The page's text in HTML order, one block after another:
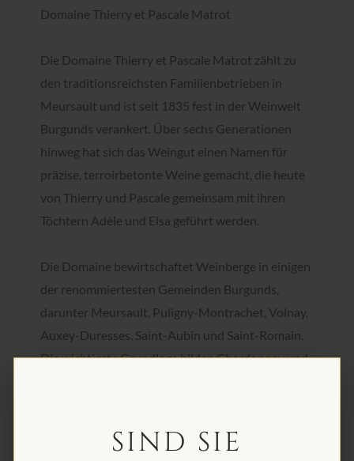
Domaine Thierry et Pascale Matrot
Die Domaine Thierry et Pascale Matrot zählt zu
den traditionsreichsten Familienbetrieben in
Meursault und ist seit 1835 fest in der Weinwelt
Burgunds verankert. Über sechs Generationen
hinweg hat sich das Weingut einen Namen für
präzise, terroirbetonte Weine gemacht, die heute
von Thierry und Pascale gemeinsam mit ihren
Töchtern Adèle und Elsa geführt werden.
Die Domaine bewirtschaftet Weinberge in einigen
der renommiertesten Gemeinden Burgunds,
darunter Meursault, Puligny-Montrachet, Volnay,
Auxey-Duresses, Saint-Aubin und Saint-Romain.
Die wichtigste Grundlage bilden Chardonnay und
entstehenden Weine gehören regelmässig zu den
SIND SIE